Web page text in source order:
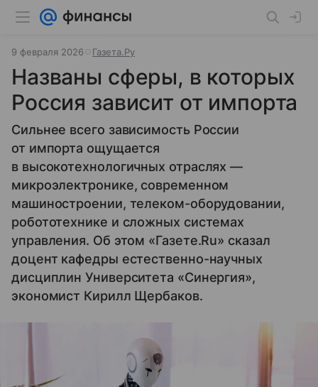
9 февраля 2026 Газета.Ру
Названы сферы, в которых
Россия зависит от импорта
Сильнее всего зависимость России
от импорта ощущается
в высокотехнологичных отраслях —
микроэлектронике, современном
машиностроении, телеком-оборудовании,
робототехнике и сложных системах
управления. Об этом «Газете.Ru» сказал
доцент кафедры естественно-научных
дисциплин Университета «Синергия»,
экономист Кирилл Щербаков.